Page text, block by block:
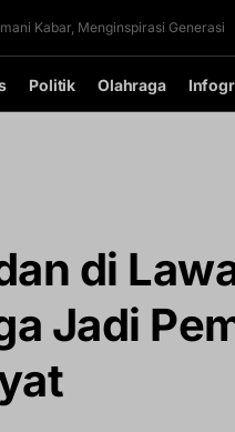
Kabar, Menginspirasi Generasi
Politik Olahraga
di
Jadi